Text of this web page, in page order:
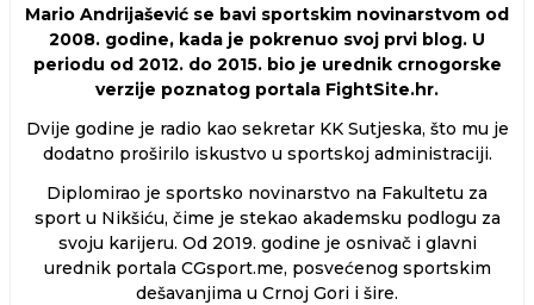
Mario Andrijašević se bavi sportskim novinarstvom od
2008. godine, kada je pokrenuo svoj prvi blog. U
periodu od 2012. do 2015. bio je urednik crnogorske
verzije poznatog portala FightSite.hr.
Dvije godine je radio kao sekretar KK Sutjeska, što mu je
dodatno proširilo iskustvo u sportskoj administraciji.
Diplomirao je sportsko novinarstvo na Fakultetu za
sport u Nikšiću, čime je stekao akademsku podlogu za
svoju karijeru. Od 2019. godine je osnivač i glavni
urednik portala CGsport.me, posvećenog sportskim
dešavanjima u Crnoj Gori i šire.